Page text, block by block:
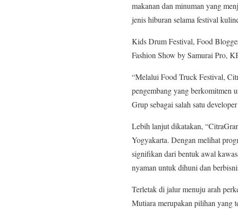
makanan dan minuman yang
jenis hiburan selama festival
Kids Drum Festival, Food
Fashion Show by Samurai Pro,
“Melalui Food Truck Festival,
pengembang yang berkomitmen
Grup sebagai salah satu
Lebih lanjut dikatakan,
Yogyakarta. Dengan melihat
signifikan dari bentuk awal
nyaman untuk dihuni dan
Terletak di jalur menuju arah
Mutiara merupakan pilihan yang